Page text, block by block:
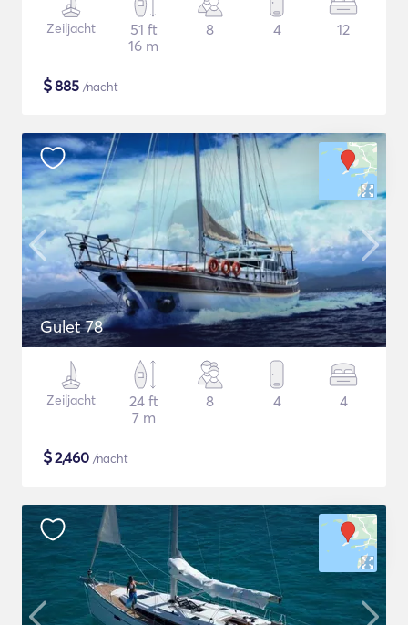
Zeiljacht
51 ft
16 m
8 4 12
$885 /nacht
Gulet 78
Zeiljacht
24 ft
7 m
8 4 4
$2,460 /nacht